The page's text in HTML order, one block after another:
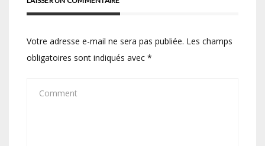
Votre adresse e-mail ne sera pas publiée. Les champs
obligatoires sont indiqués avec *